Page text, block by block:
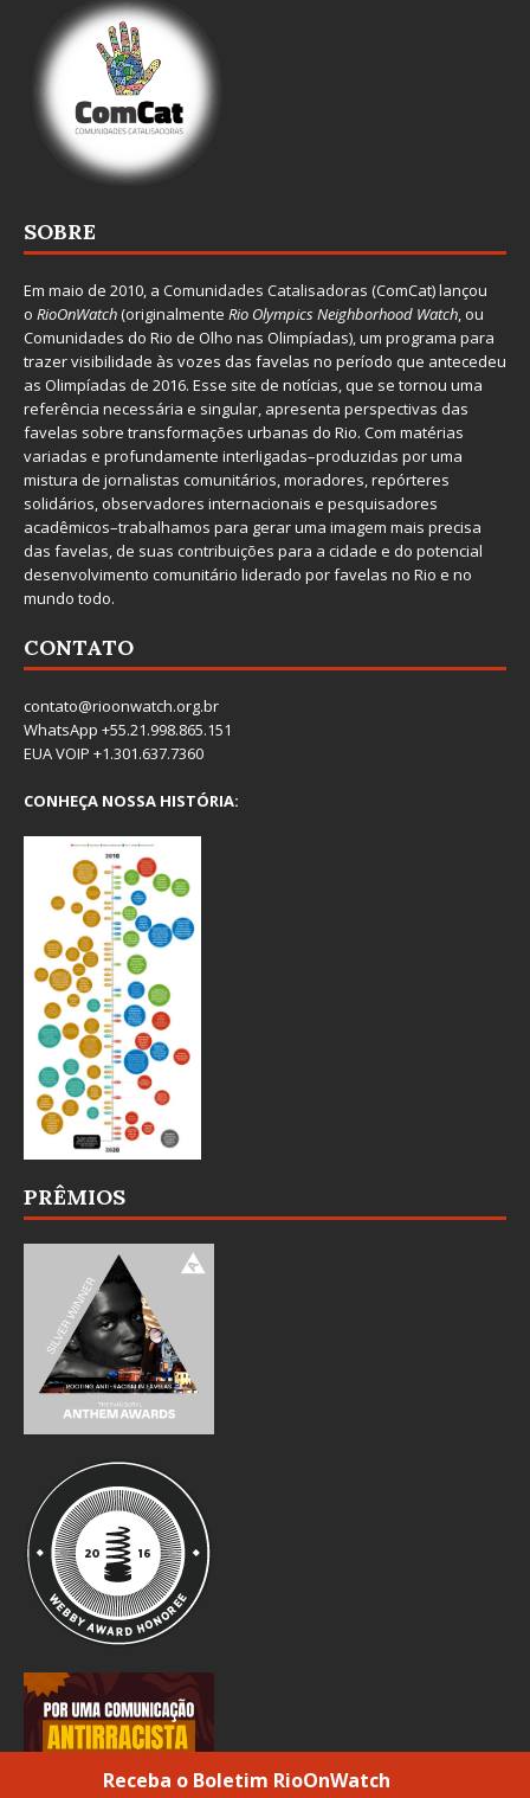
SOBRE
Em maio de 2010, a Comunidades Catalisadoras (ComCat) lançou
o RioOnWatch(originalmente Rio Olympics Neighborhood Watch, ou
Comunidades do Rio de Olho nas Olimpíadas), um programa para
trazer visibilidade às vozes das favelas no período que antecedeu
as Olimpíadas de 2016. Esse site de notícias, que se tornou uma
referência necessária e singular, apresenta perspectivas das
favelas sobre transformações urbanas do Rio. Com matérias
variadas e profundamente interligadas–produzidas por uma
mistura de jornalistas comunitários, moradores, repórteres
solidários, observadores internacionais e pesquisadores
acadêmicos–trabalhamos para gerar uma imagem mais precisa
das favelas, de suas contribuições para a cidade e do potencial
desenvolvimento comunitário liderado por favelas no Rio e no
mundo todo.
CONTATO
contato@rioonwatch.org.br
WhatsApp +55.21.998.865.151
EUA VOIP +1.301.637.7360
CONHEÇA NOSSA HISTÓRIA:
PRÊMIOS